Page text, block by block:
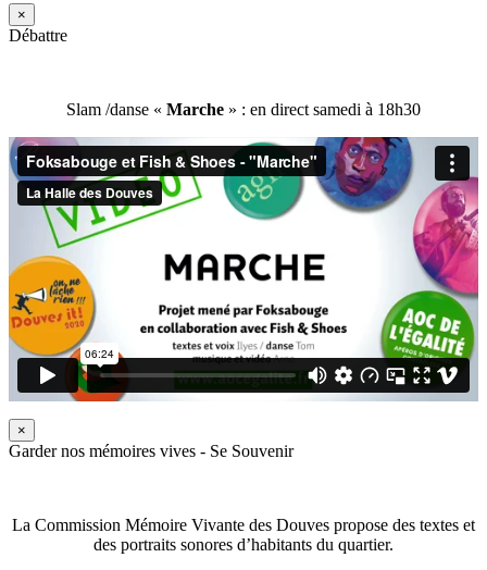
×
Débattre
Slam /danse « Marche » : en direct samedi à 18h30
×
Garder nos mémoires vives - Se Souvenir
La Commission Mémoire Vivante des Douves propose des textes et
des portraits sonores d’habitants du quartier.